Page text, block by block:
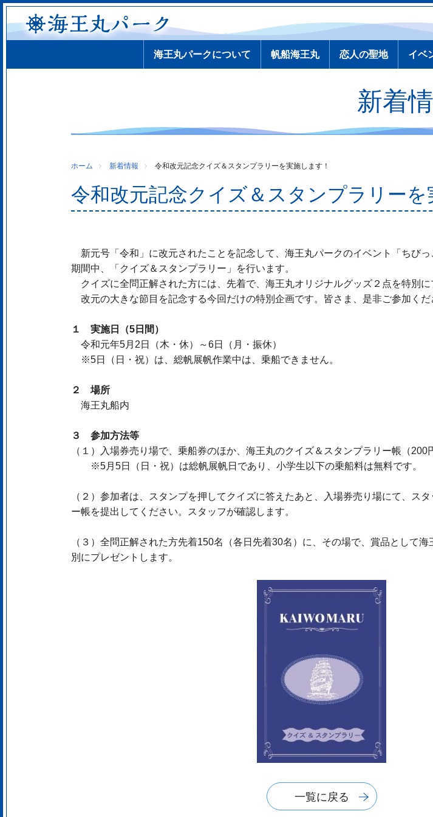
海王丸パークについて 帆船海王丸 恋人の聖地 イベ
新着
ホーム 新着情報 令和改元記念クイズ＆スタンプラリーを実施します！
令和改元記念クイズ＆スタンプラリーを
新元号「令和」に改元されたことを記念して、海王丸パークのイベント「ちび
期間中、「クイズ＆スタンプラリー」を行います。
クイズに全問正解された方には、先着で、海王丸オリジナルグッズ２点を特別に
改元の大きな節目を記念する今回だけの特別企画です。皆さま、是非ご参加くだ
１ 実施日（5日間）
令和元年5月2日（木・休）～6日（月・振休）
※5日（日・祝）は、総帆展帆作業中は、乗船できません。
２ 場所
海王丸船内
３ 参加方法等
（１）入場券売り場で、乗船券のほか、海王丸のクイズ＆スタンプラリー帳（200
※5月5日（日・祝）は総帆展帆日であり、小学生以下の乗船料は無料です。
（２）参加者は、スタンプを押してクイズに答えたあと、入場券売り場にて、ス
ー帳を提出してください。スタッフが確認します。
（３）全問正解された方先着150名（各日先着30名）に、その場で、賞品として
別にプレゼントします。
一覧に戻る